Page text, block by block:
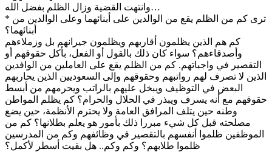
وانتهت القضية وزال الظلم بفضل الله…
* ترى كم من الظلم يقع من الوالدين على أبنائهما وعلى الوالدين من
أبنائهما؟
كم هم الذين يظلمون أقاربهم ويظلمون جيرانهم بل وزملاءهم
وأصدقاءهم؟ سواء كان ذلك بالقول أو الفعل، بأكل حقوقهم أو
التقصير في واجباتهم. كم من الظلم يقع على العاملين من الوافدين
الذين لا تصرف لهم رواتبهم وحقوقهم وإلى السعوديين الذين يحاربهم
البعض في التوظيف ويبخل عليهم بالراتب ويحرمهم من أبسط
حقوقهم مع أنه يسرف ويبذر في الحلال والحرام؟ كم يظلم المواطن
وطنه حين يتلف المرافق العامة ولا يحترم الأنظمة، حين يضع
مصلحته قبل كل شيء مبررا ذلك بأمور هو يعلم بطلانها؟ كم من
الموظفين ظلموا أنفسهم بالتقصير في وظائفهم وكم من المدرسين
ظلموا طلابهم؟ وكم وكم.. هل بقيت أسطر لأكمل؟